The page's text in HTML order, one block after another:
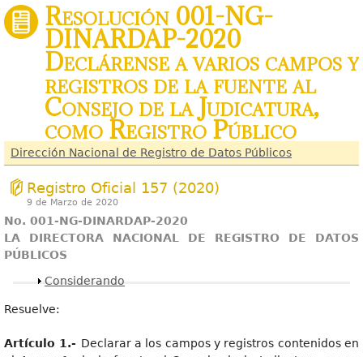
Resolución 001-NG-
DINARDAP-2020
Declárense a varios campos y
registros de la fuente al
Consejo de la Judicatura,
como Registro Público
Dirección Nacional de Registro de Datos Públicos
Registro Oficial 157 (2020)
9 de Marzo de 2020
No. 001-NG-DINARDAP-2020
LA DIRECTORA NACIONAL DE REGISTRO DE DATOS
PÚBLICOS
Mostrar
Considerando
Resuelve:
Artículo 1.- Declarar a los campos y registros contenidos en